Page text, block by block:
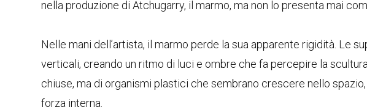
nella produzione di Atchugarry, il marmo, ma non lo presenta mai
Nelle mani dell’artista, il marmo perde la sua apparente rigidità. Le
verticali, creando un ritmo di luci e ombre che fa percepire la
chiuse, ma di organismi plastici che sembrano crescere nello
forza interna.